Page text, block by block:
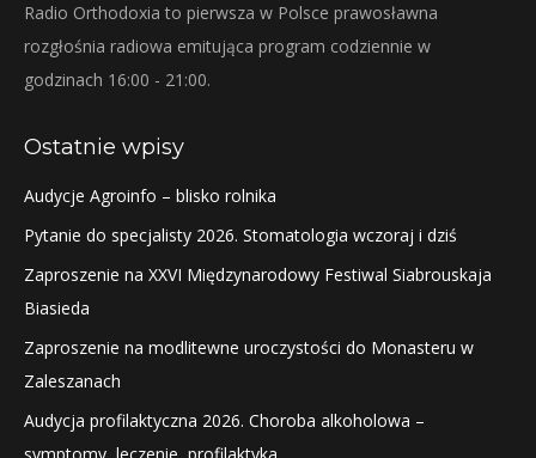
Radio Orthodoxia to pierwsza w Polsce prawosławna
rozgłośnia radiowa emitująca program codziennie w
godzinach 16:00 - 21:00.
Ostatnie wpisy
Audycje Agroinfo – blisko rolnika
Pytanie do specjalisty 2026. Stomatologia wczoraj i dziś
Zaproszenie na XXVI Międzynarodowy Festiwal Siabrouskaja
Biasieda
Zaproszenie na modlitewne uroczystości do Monasteru w
Zaleszanach
Audycja profilaktyczna 2026. Choroba alkoholowa –
symptomy, leczenie, profilaktyka